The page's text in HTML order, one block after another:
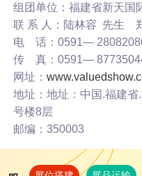
组团单位：福建省新天国
联 系 人：陆林容 先生
电 话：0591—
传 真：0591—
网址：
地址：地址：中国.福建
号楼8层
邮编：350003